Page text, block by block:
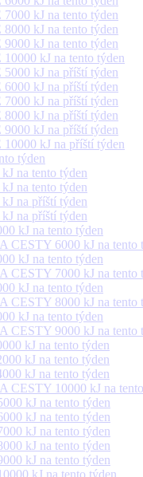
kJ na tento týden
kJ na tento týden
kJ na tento týden
kJ na tento týden
kJ na příští týden
kJ na příští týden
kJ na příští týden
kJ na příští týden
kJ na příští týden
kJ na příští týden
týden
na tento týden
na tento týden
na příští týden
na příští týden
kJ na tento týden
CESTY 6000 kJ na tento
kJ na tento týden
CESTY 7000 kJ na tento
kJ na tento týden
CESTY 8000 kJ na tento
kJ na tento týden
CESTY 9000 kJ na tento
kJ na tento týden
kJ na tento týden
kJ na tento týden
CESTY 10000 kJ na
kJ na tento týden
kJ na tento týden
kJ na tento týden
kJ na tento týden
kJ na tento týden
kJ na tento týden